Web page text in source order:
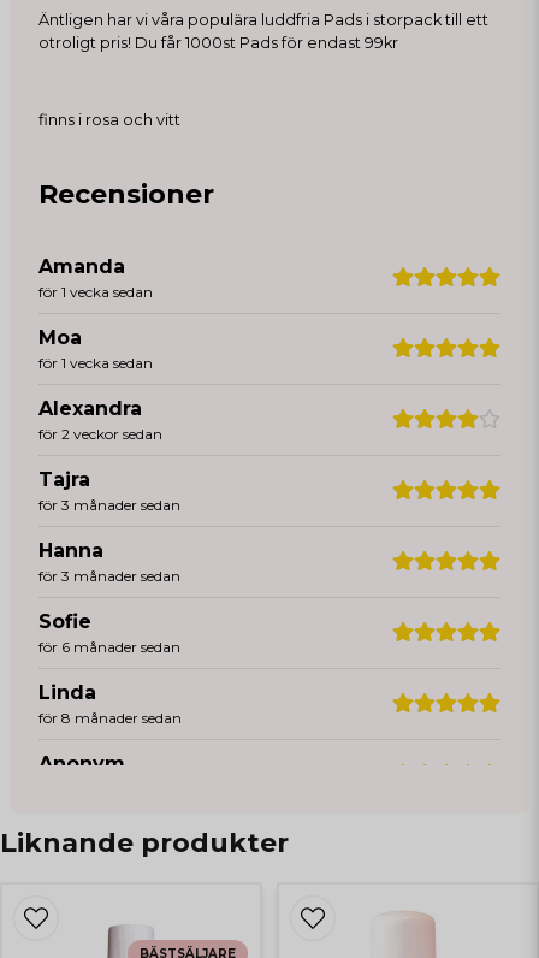
Äntligen har vi våra populära luddfria Pads i storpack till ett
otroligt pris! Du får 1000st Pads för endast 99kr
finns i rosa och vitt
Recensioner
Amanda
för 1 vecka sedan
Moa
för 1 vecka sedan
Alexandra
för 2 veckor sedan
Tajra
för 3 månader sedan
Hanna
för 3 månader sedan
Sofie
för 6 månader sedan
Linda
för 8 månader sedan
Anonym
Bianca
Agnes
Liknande produkter
BÄSTSÄLJARE